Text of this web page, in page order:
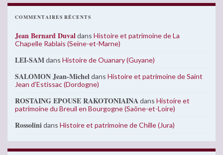
COMMENTAIRES RÉCENTS
Jean Bernard Duvaldans Histoire et patrimoine de La
Chapelle Rablais (Seine-et-Marne)
LEI-SAMdans Histoire de Ouanary (Guyane)
SALOMON Jean-Micheldans Histoire et patrimoine de Saint
Jean d’Estissac (Dordogne)
ROSTAING EPOUSE RAKOTONIAINAdans Histoire et
patrimoine du Breuil en Bourgogne (Saône-et-Loire)
Rossolinidans Histoire et patrimoine de Chille (Jura)